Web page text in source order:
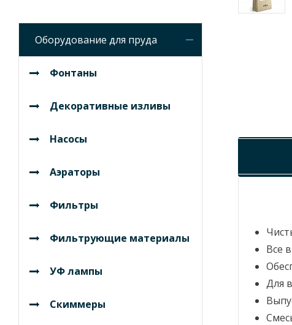
Оборудование для пруда
Фонтаны
Декоративные изливы
Насосы
Аэраторы
Фильтры
Фильтрующие материалы
УФ лампы
Скиммеры
Все
Для